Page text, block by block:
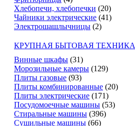
Хлебопечи, хлебопечки (20)
Чайники электрические (41)
Электрошашлычницы (2)
КРУПНАЯ БЫТОВАЯ ТЕХНИКА
Винные шкафы (31)
Морозильные камеры (129)
Плиты газовые (93)
Плиты комбинированные (20)
Плиты электрические (171)
Посудомоечные машины (53)
Стиральные машины (396)
Сушильные машины (66)